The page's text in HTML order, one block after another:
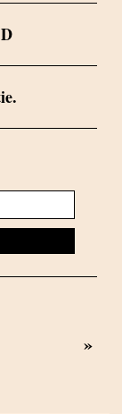
»